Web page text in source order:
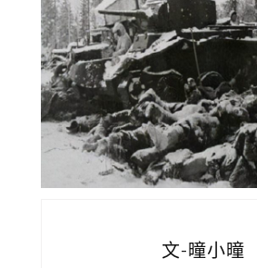
文-曈小曈